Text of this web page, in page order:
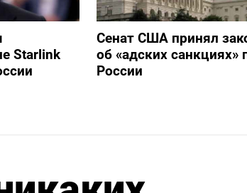
Starlink
Сенат США принял
об «адских санкциях»
России